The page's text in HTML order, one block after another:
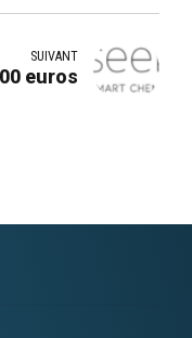
SUIVANT
euros